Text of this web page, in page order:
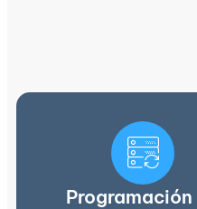
Programación